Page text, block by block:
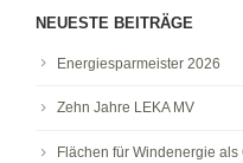
NEUESTE BEITRÄGE
Energiesparmeister 2026
Zehn Jahre LEKA MV
Flächen für Windenergie